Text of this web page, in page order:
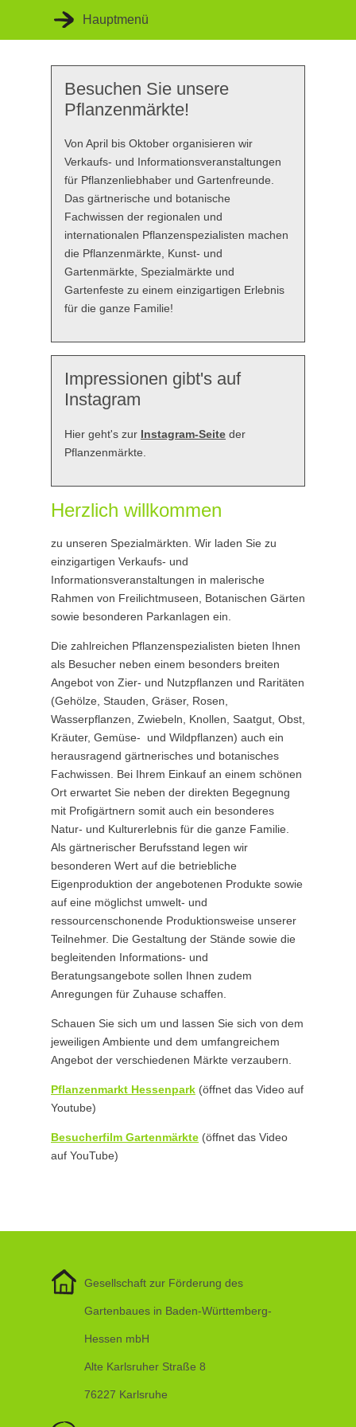
Hauptmenü
Startseite
Unser Konzept
Unsere Kompetenz
Besuchen Sie unsere
Pflanzenmärkte!
Von April bis Oktober organisieren wir
Verkaufs- und Informationsveranstaltungen
für Pflanzenliebhaber und Gartenfreunde.
Das gärtnerische und botanische
Fachwissen der regionalen und
internationalen Pflanzenspezialisten machen
die Pflanzenmärkte, Kunst- und
Gartenmärkte, Spezialmärkte und
Gartenfeste zu einem einzigartigen Erlebnis
für die ganze Familie!
Impressionen gibt's auf
Instagram
Hier geht's zur Instagram-Seite der
Pflanzenmärkte.
Herzlich willkommen
zu unseren Spezialmärkten. Wir laden Sie zu
einzigartigen Verkaufs- und
Informationsveranstaltungen in malerische
Rahmen von Freilichtmuseen, Botanischen Gärten
sowie besonderen Parkanlagen ein.
Die zahlreichen Pflanzenspezialisten bieten Ihnen
als Besucher neben einem besonders breiten
Angebot von Zier- und Nutzpflanzen und Raritäten
(Gehölze, Stauden, Gräser, Rosen,
Wasserpflanzen, Zwiebeln, Knollen, Saatgut, Obst,
Kräuter, Gemüse- und Wildpflanzen) auch ein
herausragend gärtnerisches und botanisches
Fachwissen. Bei Ihrem Einkauf an einem schönen
Ort erwartet Sie neben der direkten Begegnung
mit Profigärtnern somit auch ein besonderes
Natur- und Kulturerlebnis für die ganze Familie.
Als gärtnerischer Berufsstand legen wir
besonderen Wert auf die betriebliche
Eigenproduktion der angebotenen Produkte sowie
auf eine möglichst umwelt- und
ressourcenschonende Produktionsweise unserer
Teilnehmer. Die Gestaltung der Stände sowie die
begleitenden Informations- und
Beratungsangebote sollen Ihnen zudem
Anregungen für Zuhause schaffen.
Schauen Sie sich um und lassen Sie sich von dem
jeweiligen Ambiente und dem umfangreichem
Angebot der verschiedenen Märkte verzaubern.
Pflanzenmarkt Hessenpark (öffnet das Video auf
Youtube)
Besucherfilm Gartenmärkte (öffnet das Video
auf YouTube)
Gesellschaft zur Förderung des
Gartenbaues in Baden-Württemberg-
Hessen mbH
Alte Karlsruher Straße 8
76227 Karlsruhe